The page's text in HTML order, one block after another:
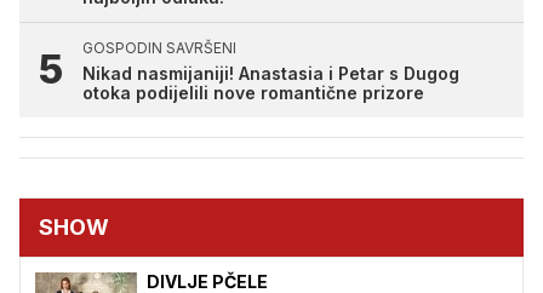
GOSPODIN SAVRŠENI
Nikad nasmijaniji! Anastasia i Petar s Dugog
otoka podijelili nove romantične prizore
SHOW
DIVLJE PČELE